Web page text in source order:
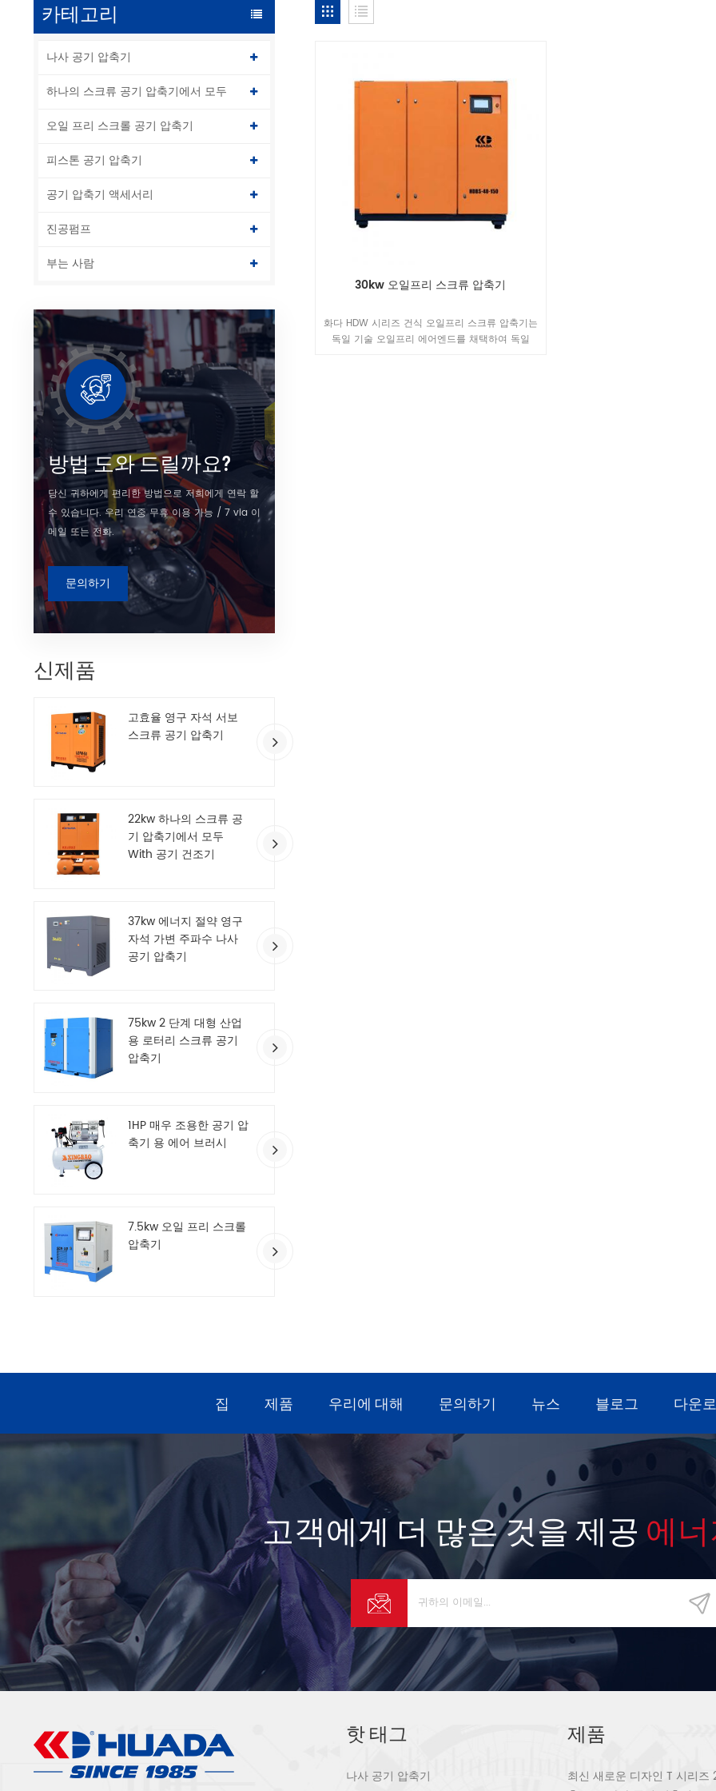
카테고리
나사 공기 압축기
하나의 스크류 공기 압축기에서 모두
오일 프리 스크롤 공기 압축기
피스톤 공기 압축기
공기 압축기 액세서리
진공펌프
부는 사람
방법 도와 드릴까요?
당신 귀하에게 편리한 방법으로 저희에게 연락 할
수 있습니다. 우리 연중 무휴 이용 가능 / 7 via 이
메일 또는 전화.
문의하기
신제품
고효율 영구 자석 서보
스크류 공기 압축기
22kw 하나의 스크류 공
기 압축기에서 모두
With 공기 건조기
37kw 에너지 절약 영구
자석 가변 주파수 나사
공기 압축기
75kw 2 단계 대형 산업
용 로터리 스크류 공기
압축기
1HP 매우 조용한 공기 압
축기 용 에어 브러시
7.5kw 오일 프리 스크롤
압축기
30kw 오일프리 스크류 압축기
화다 HDW 시리즈 건식 오일프리 스크류 압축기는
독일 기술 오일프리 에어엔드를 채택하여 독일
집 제품 우리에 대해 문의하기 뉴스 블로그 다운
고객에게 더 많은 것을 제공 에
핫 태그
나사 공기 압축기
제품
최신 새로운 디자인 T 시리즈